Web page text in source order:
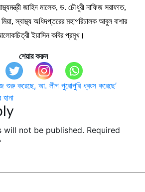
জাহিদ মালেক, ড. চৌধুরী নাফিজ সরাফাত,
স্বাস্থ্য অধিদপ্তরের মহাপরিচালক আবুল বাশার
ইয়াসিন কবির প্রমুখ।
শেয়ার করুন
শুরু করেছে, আ. লীগ পুরোপুরি ধ্বংস করেছে’
will not be published. Required